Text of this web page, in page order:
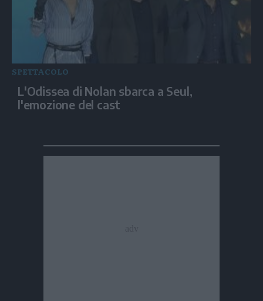
SPETTACOLO
L'Odissea di Nolan sbarca a Seul,
l'emozione del cast